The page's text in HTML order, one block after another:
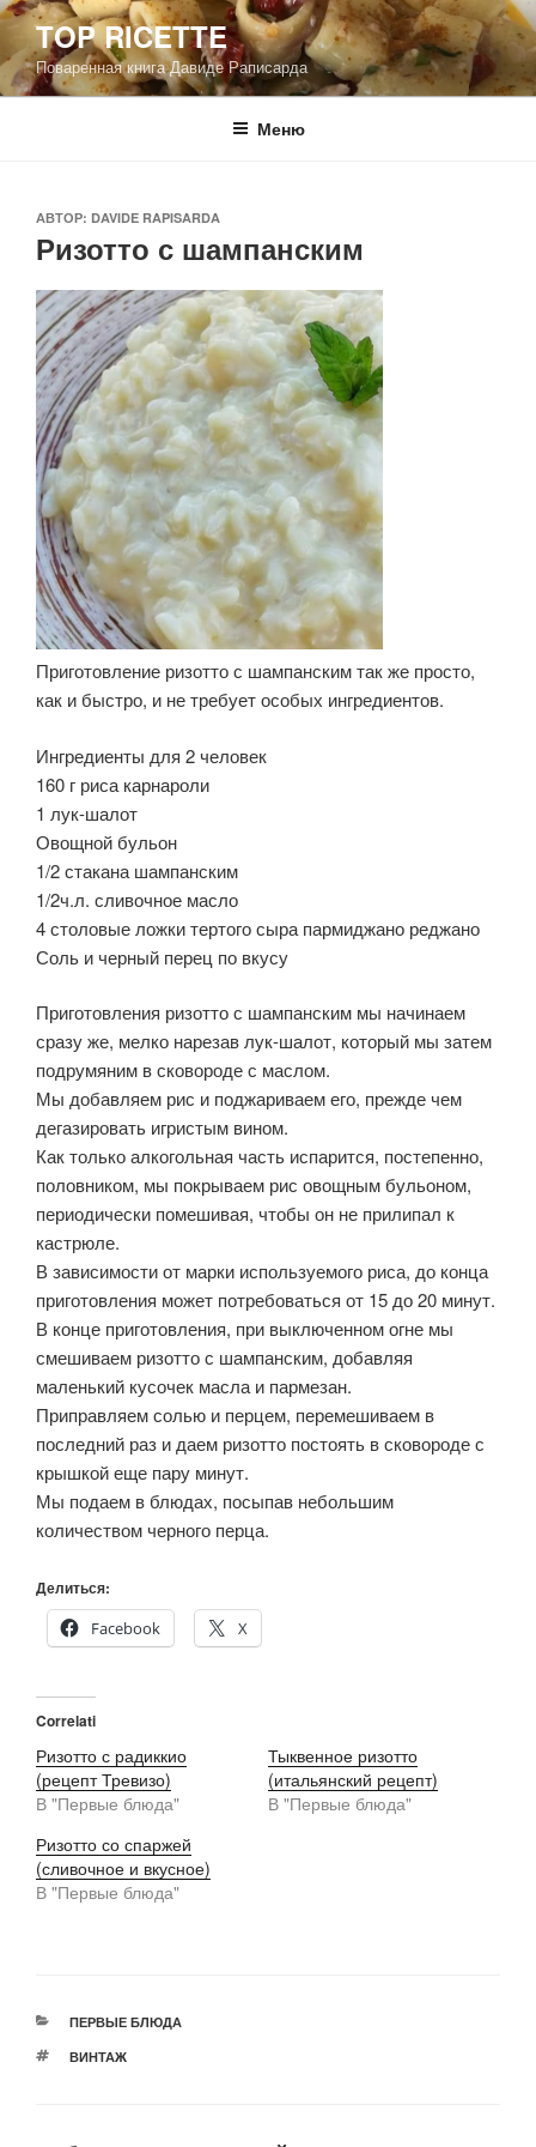
Перейти
содержимому
TOP RICETTE
Поваренная книга Давиде Раписарда
Меню
ОПУБЛИКОВАНО
АВТОР: DAVIDE RAPISARDA
Ризотто с шампанским
Приготовление ризотто с шампанским так же просто,
как и быстро, и не требует особых ингредиентов.
Ингредиенты для 2 человек
160 г риса карнароли
1 лук-шалот
Овощной бульон
1/2 стакана шампанским
1/2ч.л. сливочное масло
4 столовые ложки тертого сыра пармиджано реджано
Соль и черный перец по вкусу
Приготовления ризотто с шампанским мы начинаем
сразу же, мелко нарезав лук-шалот, который мы затем
подрумяним в сковороде с маслом.
Мы добавляем рис и поджариваем его, прежде чем
дегазировать игристым вином.
Как только алкогольная часть испарится, постепенно,
половником, мы покрываем рис овощным бульоном,
периодически помешивая, чтобы он не прилипал к
кастрюле.
В зависимости от марки используемого риса, до конца
приготовления может потребоваться от 15 до 20 минут.
В конце приготовления, при выключенном огне мы
смешиваем ризотто с шампанским, добавляя
маленький кусочек масла и пармезан.
Приправляем солью и перцем, перемешиваем в
последний раз и даем ризотто постоять в сковороде с
крышкой еще пару минут.
Мы подаем в блюдах, посыпав небольшим
количеством черного перца.
Делиться:
Facebook
X
Correlati
Ризотто с радиккио
(рецепт Тревизо)
В "Первые блюда"
Тыквенное ризотто
(итальянский рецепт)
В "Первые блюда"
Ризотто со спаржей
(сливочное и вкусное)
В "Первые блюда"
РУБРИКИ
ПЕРВЫЕ БЛЮДА
МЕТКИ
ВИНТАЖ